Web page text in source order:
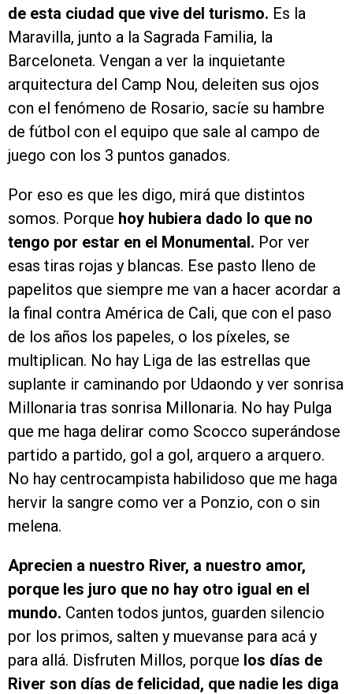
de esta ciudad que vive del turismo. Es la
Maravilla, junto a la Sagrada Familia, la
Barceloneta. Vengan a ver la inquietante
arquitectura del Camp Nou, deleiten sus ojos
con el fenómeno de Rosario, sacíe su hambre
de fútbol con el equipo que sale al campo de
juego con los 3 puntos ganados.
Por eso es que les digo, mirá que distintos
somos. Porque hoy hubiera dado lo que no
tengo por estar en el Monumental. Por ver
esas tiras rojas y blancas. Ese pasto lleno de
papelitos que siempre me van a hacer acordar a
la final contra América de Cali, que con el paso
de los años los papeles, o los píxeles, se
multiplican. No hay Liga de las estrellas que
suplante ir caminando por Udaondo y ver sonrisa
Millonaria tras sonrisa Millonaria. No hay Pulga
que me haga delirar como Scocco superándose
partido a partido, gol a gol, arquero a arquero.
No hay centrocampista habilidoso que me haga
hervir la sangre como ver a Ponzio, con o sin
melena.
Aprecien a nuestro River, a nuestro amor,
porque les juro que no hay otro igual en el
mundo. Canten todos juntos, guarden silencio
por los primos, salten y muevanse para acá y
para allá. Disfruten Millos, porque los días de
River son días de felicidad, que nadie les diga